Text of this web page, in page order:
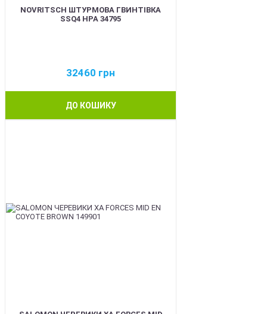
NOVRITSCH ШТУРМОВА ГВИНТІВКА
SSQ4 HPA 34795
32460 грн
ДО КОШИКУ